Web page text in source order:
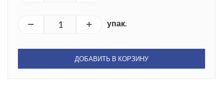
упак.
ДОБАВИТЬ В КОРЗИНУ